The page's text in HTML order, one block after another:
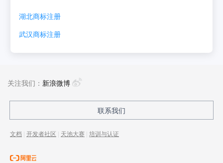
湖北商标注册
武汉商标注册